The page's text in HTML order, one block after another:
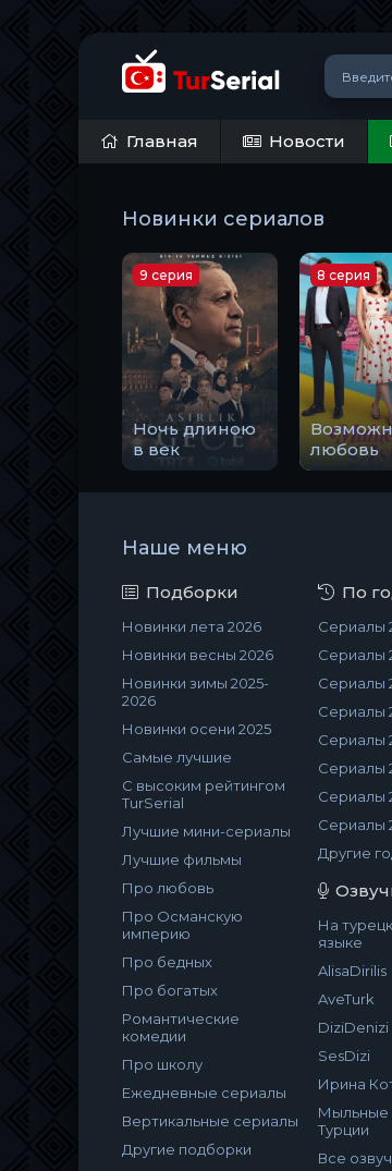
Главная Новости
Новинки сериалов
Ночь длиною
в век
9 серия
любовь
8 серия
Наше меню
Подборки
Новинки лета 2026
Новинки весны 2026
Новинки зимы 2025-
2026
Новинки осени 2025
Самые лучшие
С высоким рейтингом
TurSerial
Лучшие мини-сериалы
Лучшие фильмы
Про любовь
Про Османскую
империю
Про бедных
Про богатых
Романтические
комедии
Про школу
Ежедневные сериалы
Вертикальные сериалы
Другие подборки
По
Сериалы
Сериалы
Сериалы
Сериалы
Сериалы
Сериалы
Сериалы
Сериалы
Другие
На
языке
AlisaDirilis
AveTurk
DiziDenizi
SesDizi
Ирина
Мыльные
Турции
Все